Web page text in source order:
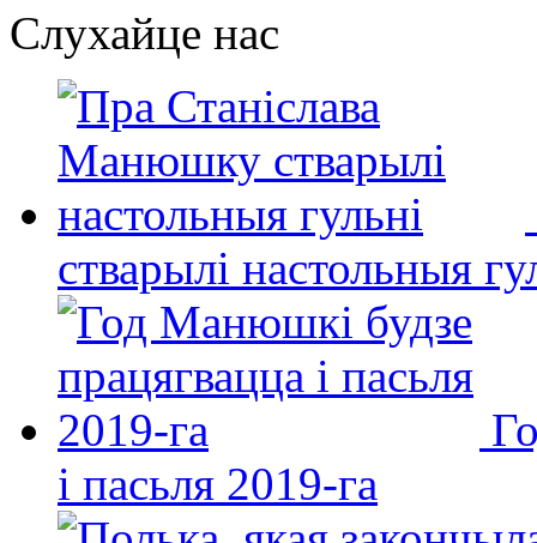
Слухайце нас
стварылі настольныя
і пасьля 2019-га